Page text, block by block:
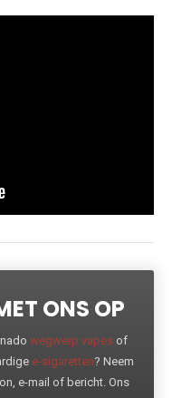
ONS OP
wegwerp vapes of
e-sigaretten? Neem
e-mail of bericht. Ons